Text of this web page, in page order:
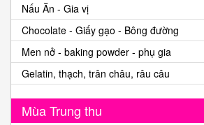
Nấu Ăn - Gia vị
Chocolate - Giấy gạo - Bông đường
Men nở - baking powder - phụ gia
Gelatin, thạch, trân châu, râu câu
Mùa Trung thu